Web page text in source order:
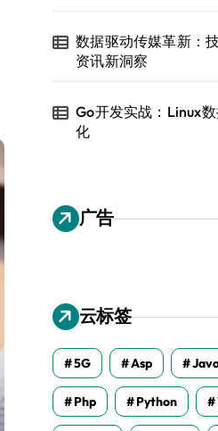
数据驱动传媒革新：
资讯新洞察
Go开发实战：Linux
化
广告
云标签
5G Asp
Php Python